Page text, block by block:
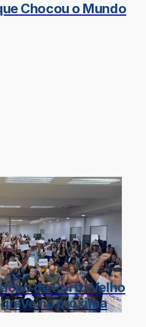
Chocou o Mundo
de Porto Velho
na próxima